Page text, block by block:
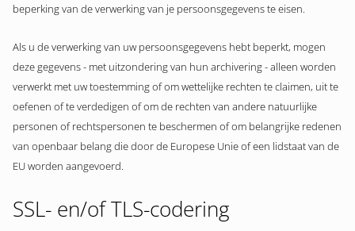
beperking van de verwerking van je persoonsgegevens te eisen.
Als u de verwerking van uw persoonsgegevens hebt beperkt, mogen
deze gegevens - met uitzondering van hun archivering - alleen worden
verwerkt met uw toestemming of om wettelijke rechten te claimen, uit te
oefenen of te verdedigen of om de rechten van andere natuurlijke
personen of rechtspersonen te beschermen of om belangrijke redenen
van openbaar belang die door de Europese Unie of een lidstaat van de
EU worden aangevoerd.
SSL- en/of TLS-codering